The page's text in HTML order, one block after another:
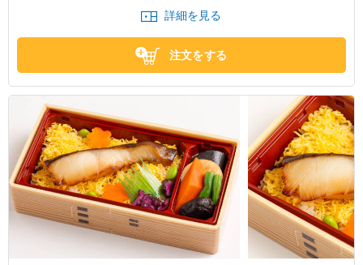
東京都港区赤坂
詳細を見る
注文をする